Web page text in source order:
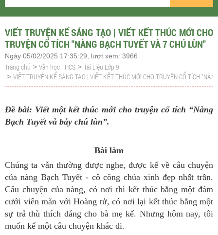
VIẾT TRUYỆN KỂ SÁNG TẠO | VIẾT KẾT THÚC MỚI CHO
TRUYỆN CỔ TÍCH "NÀNG BẠCH TUYẾT VÀ 7 CHÚ LÙN"
Ngày 05/02/2025 17:35:29, lượt xem: 3966
Trang chủ > Văn học THCS > Tài Liệu Lớp 9
> VIẾT TRUYỆN KỂ SÁNG TẠO | VIẾT KẾT THÚC MỚI CHO TRUYỆN CỔ TÍCH
Đề bài: Viết một kết thúc mới cho truyện cổ tích “Nàng
Bạch Tuyết và bảy chú lùn”.
Bài làm
Chúng ta vẫn thường được nghe, được kể về câu chuyện
của nàng Bạch Tuyết - cô công chúa xinh đẹp nhất trần.
Câu chuyện của nàng, có nơi thì kết thúc bằng một đám
cưới viên mãn với Hoàng tử, có nơi lại kết thúc bằng một
sự trả thù thích đáng cho bà mẹ kế. Nhưng hôm nay, tôi
muốn kể một câu chuyện khác đi.